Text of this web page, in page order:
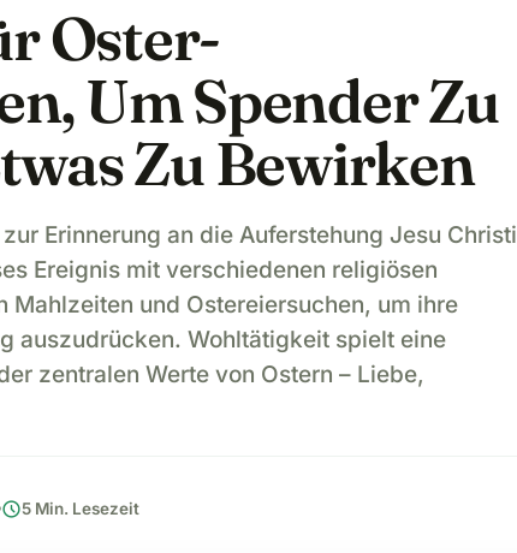
Oster-
Um Spender Zu
Zu Bewirken
Erinnerung an die Auferstehung Jesu Christi
Ereignis mit verschiedenen religiösen
und Ostereiersuchen, um ihre
auszudrücken. Wohltätigkeit spielt eine
zentralen Werte von Ostern – Liebe,
schedule5 Min. Lesezeit